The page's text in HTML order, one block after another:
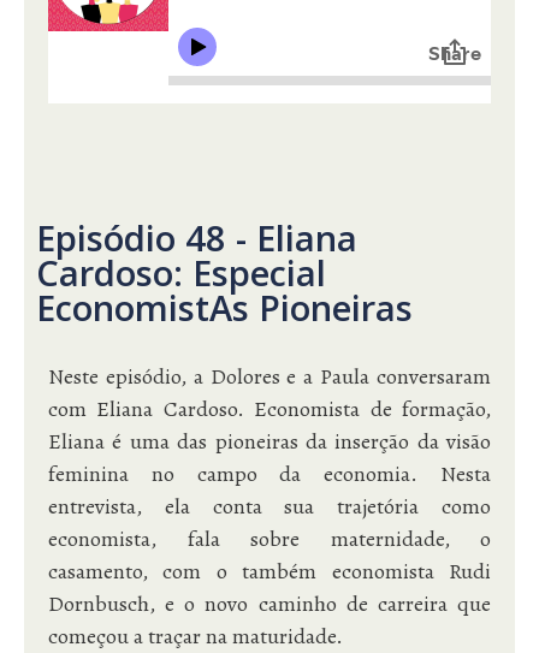
Episódio 48 - Eliana
Cardoso: Especial
EconomistAs Pioneiras
Neste episódio, a Dolores e a Paula conversaram
com Eliana Cardoso. Economista de formação,
Eliana é uma das pioneiras da inserção da visão
feminina no campo da economia. Nesta
entrevista, ela conta sua trajetória como
economista, fala sobre maternidade, o
casamento, com o também economista Rudi
Dornbusch, e o novo caminho de carreira que
começou a traçar na maturidade.